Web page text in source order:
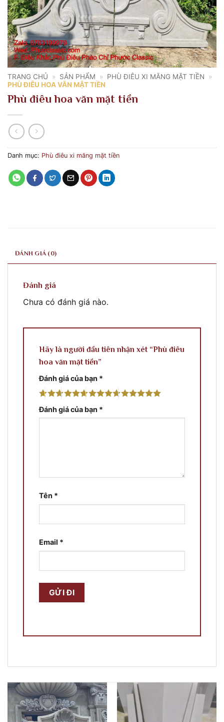
TRANG CHỦ » SẢN PHẨM » PHÙ ĐIÊU XI MĂNG MẶT TIỀN
»
PHÙ ĐIÊU HOA VĂN MẶT TIỀN
Phù điêu hoa văn mặt tiền
Danh mục: Phù điêu xi măng mặt tiền
ĐÁNH GIÁ (0)
Đánh giá
Chưa có đánh giá nào.
Hãy là người đầu tiên nhận xét “Phù điêu
hoa văn mặt tiền”
Đánh giá của bạn *
Đánh giá của bạn *
Tên *
Email *